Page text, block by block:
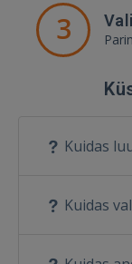
3
Kuidas
Kuidas